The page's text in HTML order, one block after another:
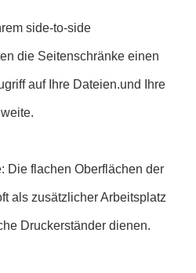
side-to-side
die Seitenschränke einen
auf Ihre Dateien.und Ihre
Die flachen Oberflächen der
als zusätzlicher Arbeitsplatz
Druckerständer dienen.